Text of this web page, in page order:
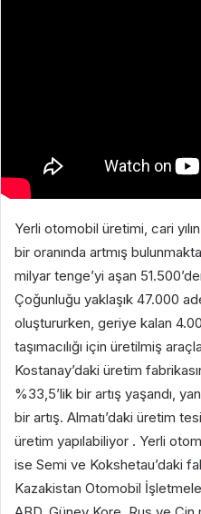
Yerli otomobil üretimi, cari
bir oranında artmış
milyar tenge’yi aşan
Çoğunluğu yaklaşık 47.000
oluştururken, geriye kalan
taşımacılığı için üretilmiş
Kostanay’daki üretim
%33,5’lik bir artış yaşandı,
bir artış. Almatı’daki üretim
üretim yapılabiliyor . Yerli
ise Semi ve Kokshetau’daki
Kazakistan Otomobil